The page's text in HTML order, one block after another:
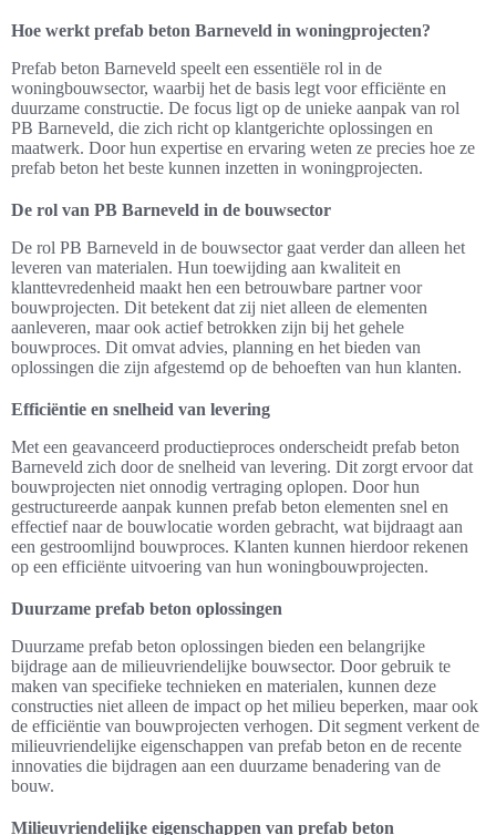
Hoe werkt prefab beton Barneveld in woningprojecten?
Prefab beton Barneveld speelt een essentiële rol in de
woningbouwsector, waarbij het de basis legt voor efficiënte en
duurzame constructie. De focus ligt op de unieke aanpak van rol
PB Barneveld, die zich richt op klantgerichte oplossingen en
maatwerk. Door hun expertise en ervaring weten ze precies hoe ze
prefab beton het beste kunnen inzetten in woningprojecten.
De rol van PB Barneveld in de bouwsector
De rol PB Barneveld in de bouwsector gaat verder dan alleen het
leveren van materialen. Hun toewijding aan kwaliteit en
klanttevredenheid maakt hen een betrouwbare partner voor
bouwprojecten. Dit betekent dat zij niet alleen de elementen
aanleveren, maar ook actief betrokken zijn bij het gehele
bouwproces. Dit omvat advies, planning en het bieden van
oplossingen die zijn afgestemd op de behoeften van hun klanten.
Efficiëntie en snelheid van levering
Met een geavanceerd productieproces onderscheidt prefab beton
Barneveld zich door de snelheid van levering. Dit zorgt ervoor dat
bouwprojecten niet onnodig vertraging oplopen. Door hun
gestructureerde aanpak kunnen prefab beton elementen snel en
effectief naar de bouwlocatie worden gebracht, wat bijdraagt aan
een gestroomlijnd bouwproces. Klanten kunnen hierdoor rekenen
op een efficiënte uitvoering van hun woningbouwprojecten.
Duurzame prefab beton oplossingen
Duurzame prefab beton oplossingen bieden een belangrijke
bijdrage aan de milieuvriendelijke bouwsector. Door gebruik te
maken van specifieke technieken en materialen, kunnen deze
constructies niet alleen de impact op het milieu beperken, maar ook
de efficiëntie van bouwprojecten verhogen. Dit segment verkent de
milieuvriendelijke eigenschappen van prefab beton en de recente
innovaties die bijdragen aan een duurzame benadering van de
bouw.
Milieuvriendelijke eigenschappen van prefab beton